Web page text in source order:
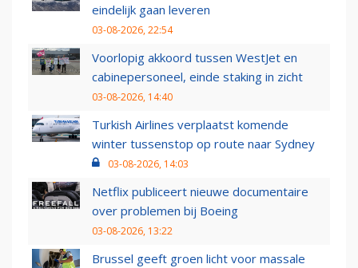
eindelijk gaan leveren
03-08-2026, 22:54
Voorlopig akkoord tussen WestJet en
cabinepersoneel, einde staking in zicht
03-08-2026, 14:40
Turkish Airlines verplaatst komende
winter tussenstop op route naar Sydney
03-08-2026, 14:03
Netflix publiceert nieuwe documentaire
over problemen bij Boeing
03-08-2026, 13:22
Brussel geeft groen licht voor massale